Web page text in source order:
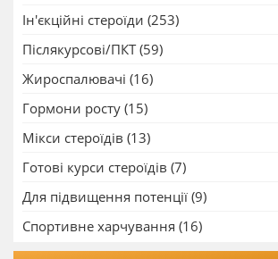
Ін'єкційні стероїди (253)
Післякурсові/ПКТ (59)
Жироспалювачі (16)
Гормони росту (15)
Мікси стероїдів (13)
Готові курси стероїдів (7)
Для підвищення потенції (9)
Спортивне харчування (16)